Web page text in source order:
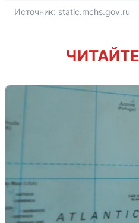
Источник: static.mchs.gov.ru